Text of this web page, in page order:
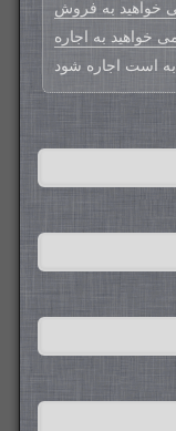
خواهید به فروش
خواهید به اجاره
است اجاره شود